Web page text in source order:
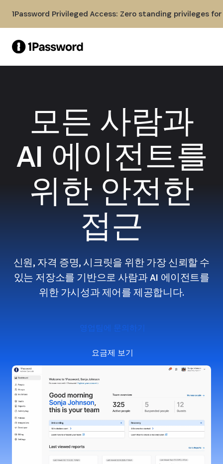
1Password Privileged Access: Zero standing privileges
모든 사람과
AI 에이전트를
위한 안전한
접근
신원, 자격 증명, 시크릿을 위한 가장 신뢰할 수
있는 저장소를 기반으로 사람과 AI 에이전트를
위한 가시성과 제어를 제공합니다.
영업팀에 문의하기
요금제 보기